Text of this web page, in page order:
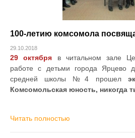
100-летию комсомола
29.10.2018
29 октября в читальном зале
работе с детьми города Ярцево
средней школы №4 прошел
Комсомольская юность, никогда
Читать полностью